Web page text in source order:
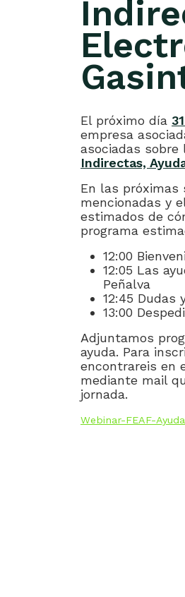
El próximo día
empresa
asociadas sobre
Indirectas,
En las próximas
mencionadas y
estimados de
programa
12:00
12:05 Las
Peñalva
12:45 Dudas
13:00
Adjuntamos
ayuda. Para
encontrareis en
mediante mail
jornada.
Webinar-FEAF-